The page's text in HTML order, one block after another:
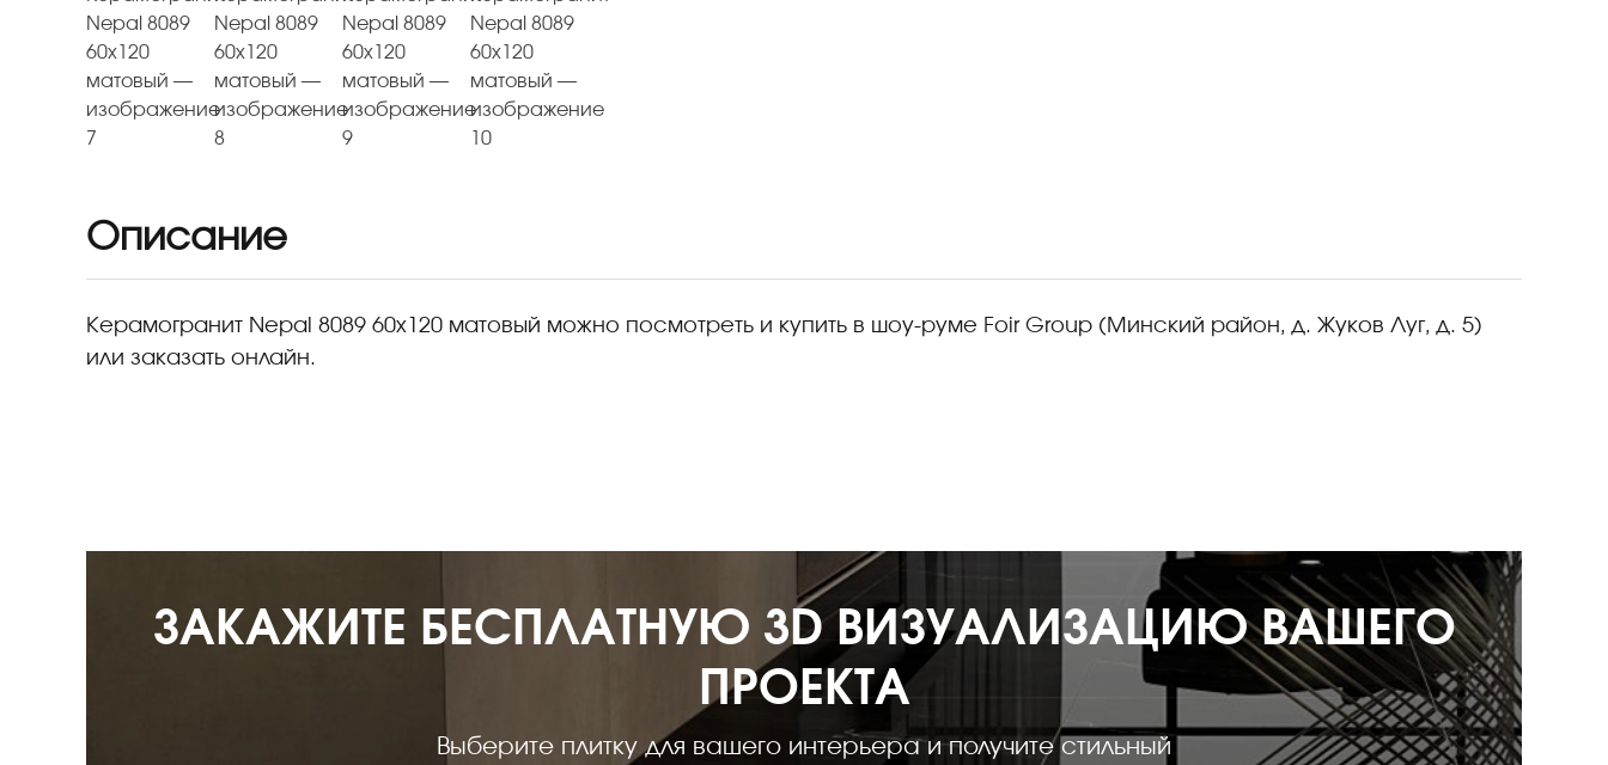
Описание
Керамогранит Nepal 8089 60х120 матовый можно посмотреть и купить в шоу-руме Foir Group (Минский район, д. Жуков Луг, д. 5)
или заказать онлайн.
ЗАКАЖИТЕ БЕСПЛАТНУЮ 3D ВИЗУАЛИЗАЦИЮ ВАШЕГО
ПРОЕКТА
Выберите плитку для вашего интерьера и получите стильный
Плитка керамическая матовая